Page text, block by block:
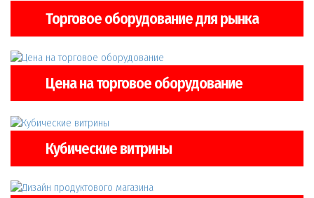
Торговое оборудование для рынка
Цена на торговое оборудование
Кубические витрины